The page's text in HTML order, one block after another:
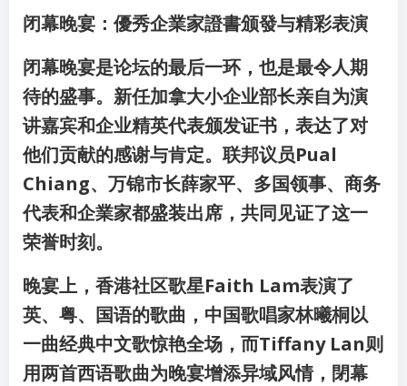
闭幕晚宴：優秀企業家證書颁發与精彩表演
闭幕晚宴是论坛的最后一环，也是最令人期
待的盛事。新任加拿大小企业部长亲自为演
讲嘉宾和企业精英代表颁发证书，表达了对
他们贡献的感谢与肯定。联邦议员Pual
Chiang、万锦市长薛家平、多国领事、商务
代表和企業家都盛装出席，共同见证了这一
荣誉时刻。
晚宴上，香港社区歌星Faith Lam表演了
英、粤、国语的歌曲，中国歌唱家林曦桐以
一曲经典中文歌惊艳全场，而Tiffany Lan则
用两首西语歌曲为晚宴增添异域风情，閉幕